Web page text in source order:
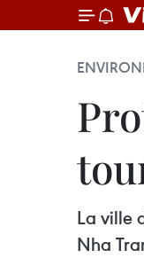
La ville
Nha